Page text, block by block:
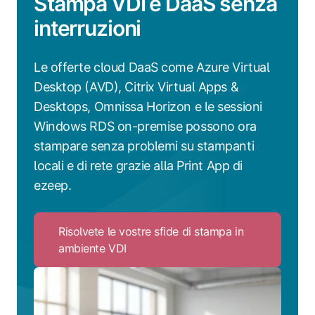
interruzioni
Le offerte cloud DaaS come Azure Virtual
Desktop (AVD), Citrix Virtual Apps &
Desktops, Omnissa Horizon e le sessioni
Windows RDS on-premise possono ora
stampare senza problemi su stampanti
locali e di rete grazie alla Print App di
ezeep.
Risolvete le vostre sfide di stampa in
ambiente VDI
to
Risolvete